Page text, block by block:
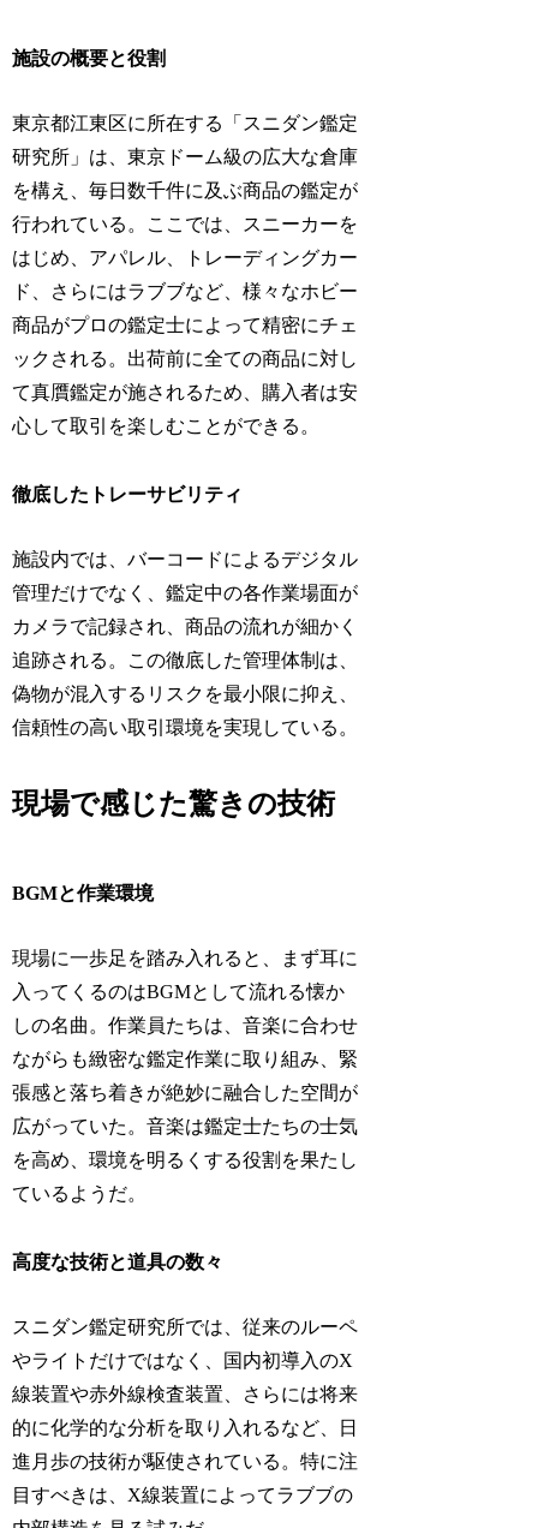
施設の概要と役割
東京都江東区に所在する「スニダン鑑定
研究所」は、東京ドーム級の広大な倉庫
を構え、毎日数千件に及ぶ商品の鑑定が
行われている。ここでは、スニーカーを
はじめ、アパレル、トレーディングカー
ド、さらにはラブブなど、様々なホビー
商品がプロの鑑定士によって精密にチェ
ックされる。出荷前に全ての商品に対し
て真贋鑑定が施されるため、購入者は安
心して取引を楽しむことができる。
徹底したトレーサビリティ
施設内では、バーコードによるデジタル
管理だけでなく、鑑定中の各作業場面が
カメラで記録され、商品の流れが細かく
追跡される。この徹底した管理体制は、
偽物が混入するリスクを最小限に抑え、
信頼性の高い取引環境を実現している。
現場で感じた驚きの技術
BGMと作業環境
現場に一歩足を踏み入れると、まず耳に
入ってくるのはBGMとして流れる懐か
しの名曲。作業員たちは、音楽に合わせ
ながらも緻密な鑑定作業に取り組み、緊
張感と落ち着きが絶妙に融合した空間が
広がっていた。音楽は鑑定士たちの士気
を高め、環境を明るくする役割を果たし
ているようだ。
高度な技術と道具の数々
スニダン鑑定研究所では、従来のルーペ
やライトだけではなく、国内初導入のX
線装置や赤外線検査装置、さらには将来
的に化学的な分析を取り入れるなど、日
進月歩の技術が駆使されている。特に注
目すべきは、X線装置によってラブブの